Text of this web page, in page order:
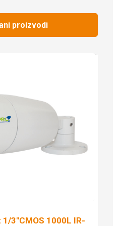
proizvodi
3″CMOS 1000L IR-